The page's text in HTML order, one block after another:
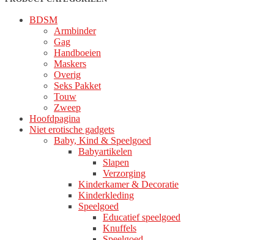
BDSM
Armbinder
Gag
Handboeien
Maskers
Overig
Seks Pakket
Touw
Zweep
Hoofdpagina
Niet erotische gadgets
Baby, Kind & Speelgoed
Babyartikelen
Slapen
Verzorging
Kinderkamer & Decoratie
Kinderkleding
Speelgoed
Educatief speelgoed
Knuffels